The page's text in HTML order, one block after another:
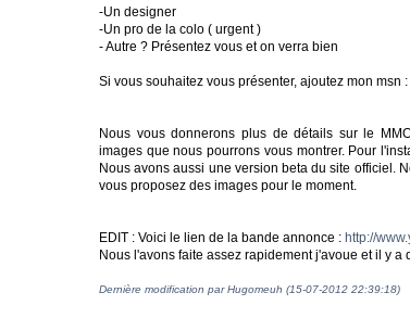
-Un designer
-Un pro de la colo ( urgent )
- Autre ? Présentez vous et on verra bien
Si vous souhaitez vous présenter, ajoutez mon msn
Nous vous donnerons plus de détails sur le
images que nous pourrons vous montrer. Pour
Nous avons aussi une version beta du site officiel.
vous proposez des images pour le moment.
EDIT : Voici le lien de la bande annonce : http://
Nous l'avons faite assez rapidement j'avoue et il y
Dernière modification par Hugomeuh (15-07-2012 22:39:18)